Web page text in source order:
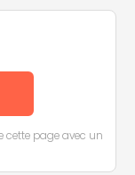
cette page avec un